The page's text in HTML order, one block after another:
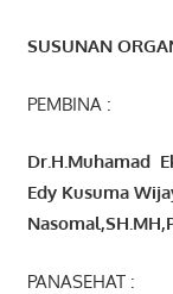
SUSUNAN
PEMBINA :
Dr.H.Muhamad
Edy Kusuma
PANASEHAT :